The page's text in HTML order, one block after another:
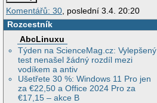
Komentářů: 30, poslední 3.4. 20:20
Rozcestník
AbcLinuxu
Týden na ScienceMag.cz: Vylepšený
test nenašel žádný rozdíl mezi
vodíkem a antiv
Ušetřete 30 %: Windows 11 Pro jen
za €22,50 a Office 2024 Pro za
€17,15 – akce B